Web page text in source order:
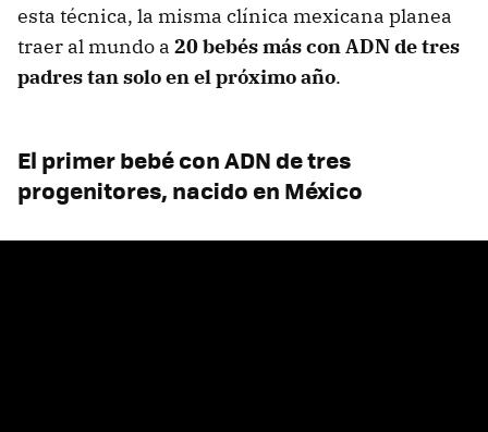
esta técnica, la misma clínica mexicana planea
traer al mundo a 20 bebés más con ADN de tres
padres tan solo en el próximo año.
El primer bebé con ADN de tres
progenitores, nacido en México